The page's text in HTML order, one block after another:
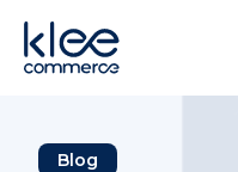
Blog